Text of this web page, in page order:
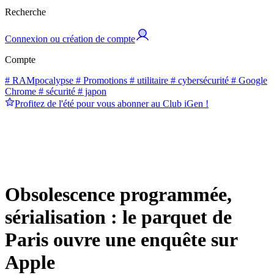
Recherche
Connexion ou création de compte
Compte
# RAMpocalypse # Promotions # utilitaire # cybersécurité # Google
Chrome # sécurité # japon
Profitez de l'été pour vous abonner au Club iGen !
Obsolescence programmée,
sérialisation : le parquet de
Paris ouvre une enquête sur
Apple